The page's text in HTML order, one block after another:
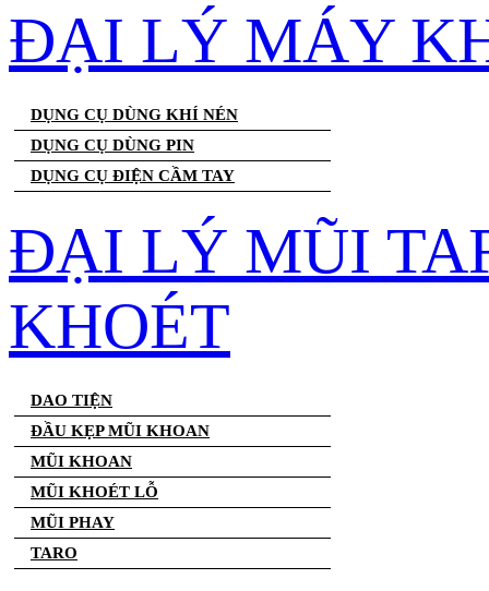
ĐẠI LÝ MÁY
DỤNG CỤ DÙNG KHÍ NÉN
DỤNG CỤ DÙNG PIN
DỤNG CỤ ĐIỆN CẦM TAY
ĐẠI LÝ MŨI
KHOÉT
DAO TIỆN
ĐẦU KẸP MŨI KHOAN
MŨI KHOAN
MŨI KHOÉT LỖ
MŨI PHAY
TARO